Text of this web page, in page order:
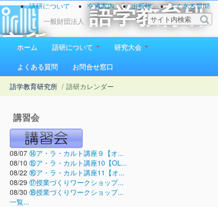
一般財団法人
語学教育研
究所
1923（大正12）年創立
語研について 交通案内 出版物
よくある質問
お問い合わせ
ホーム 語研について
研究大会
よくある質問
お問合せ窓口
語学教育研究所 / 語研カレンダー
講習会
08/07 ⑭ア・ラ・カルト講座９【オ...
08/10 ⑮ア・ラ・カルト講座10【OL...
08/22 ⑯ア・ラ・カルト講座11【オ...
08/29 ⑰授業づくりワークショップ...
08/30 ⑱授業づくりワークショップ...
一覧...